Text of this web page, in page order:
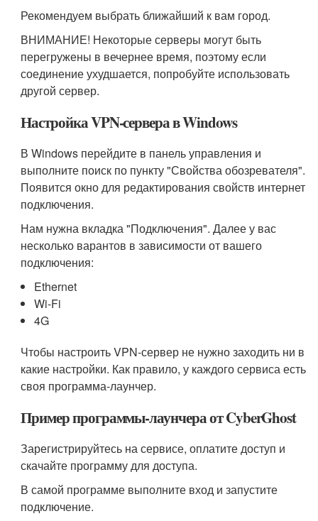
Рекомендуем выбрать ближайший к вам город.
ВНИМАНИЕ! Некоторые серверы могут быть
перегружены в вечернее время, поэтому если
соединение ухудшается, попробуйте использовать
другой сервер.
Настройка VPN-сервера в Windows
В Windows перейдите в панель управления и
выполните поиск по пункту "Свойства обозревателя".
Появится окно для редактирования свойств интернет
подключения.
Нам нужна вкладка "Подключения". Далее у вас
несколько варантов в зависимости от вашего
подключения:
Ethernet
Wi-Fi
4G
Чтобы настроить VPN-сервер не нужно заходить ни в
какие настройки. Как правило, у каждого сервиса есть
своя программа-лаунчер.
Пример программы-лаунчера от CyberGhost
Зарегистрируйтесь на сервисе, оплатите доступ и
скачайте программу для доступа.
В самой программе выполните вход и запустите
подключение.